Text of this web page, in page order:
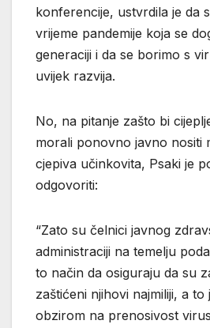
konferencije, ustvrdila je da
vrijeme pandemije koja se
generaciji i da se borimo s
uvijek razvija.
No, na pitanje zašto bi
morali ponovno javno nositi
cjepiva učinkovita, Psaki je
odgovoriti:
“Zato su čelnici javnog
administraciji na temelju
to način da osiguraju da su
zaštićeni njihovi najmiliji, a
obzirom na prenosivost